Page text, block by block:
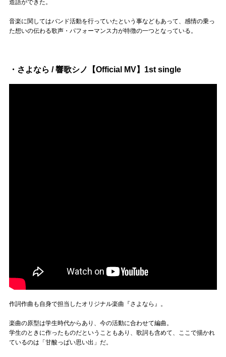
造語ができた。
音楽に関してはバンド活動を行っていたという事などもあって、感情の乗っ
た想いの伝わる歌声・パフォーマンス力が特徴の一つとなっている。
・さよなら / 響歌シノ【Official MV】1st single
作詞作曲も自身で担当したオリジナル楽曲『さよなら』。
楽曲の原型は学生時代からあり、今の活動に合わせて編曲。
学生のときに作ったものだということもあり、歌詞も含めて、ここで描かれ
ているのは「甘酸っぱい思い出」だ。